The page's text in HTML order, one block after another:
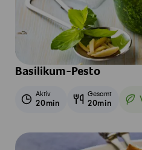
Basilikum-Pesto
Aktiv
20min
Gesamt
20min